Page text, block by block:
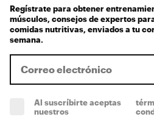
Regístrate para obtener
músculos, consejos de expertos
comidas nutritivas, enviados a tu
semana.
Al suscríbirte aceptas
nuestros